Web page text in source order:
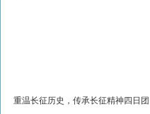
重温长征历史，传承长征精神四日团